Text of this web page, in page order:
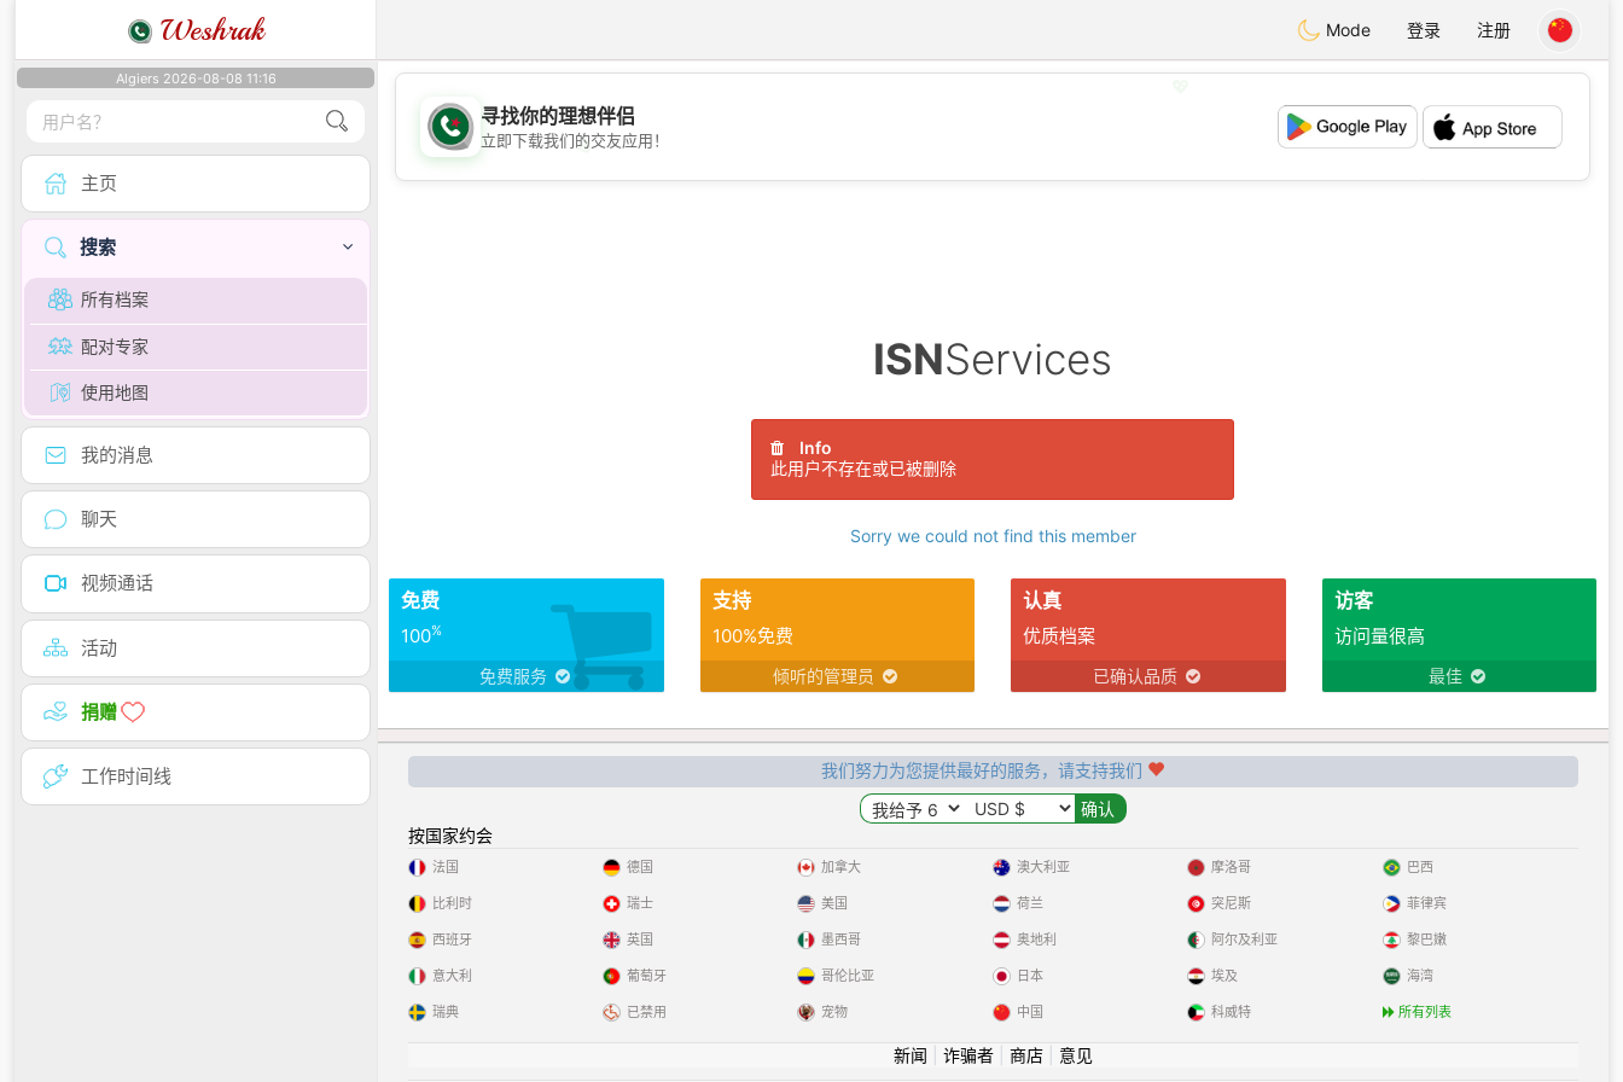
Weshrak Mode 登录 注册
Algiers 2026-08-08 11:16
主页
搜索
所有档案
配对专家
使用地图
我的消息
聊天
视频通话
活动
捐赠
工作时间线
💖
💕
寻找你的理想伴侣
立即下载我们的交友应用！
ISNServices
Info
此用户不存在或已被删除
Sorry we could not find this member
免费
100%
免费服务
支持
100%免费
倾听的管理员
认真
优质档案
已确认品质
访客
访问量很高
最佳
我们努力为您提供最好的服务，请支持我们
按国家约会
法国
比利时
西班牙
意大利
瑞典
德国
瑞士
英国
葡萄牙
已禁用
加拿大
美国
墨西哥
哥伦比亚
宠物
澳大利亚
荷兰
奥地利
日本
中国
摩洛哥
突尼斯
阿尔及利亚
埃及
科威特
巴西
菲律宾
黎巴嫩
海湾
所有列表
新闻 诈骗者| 商店| 意见